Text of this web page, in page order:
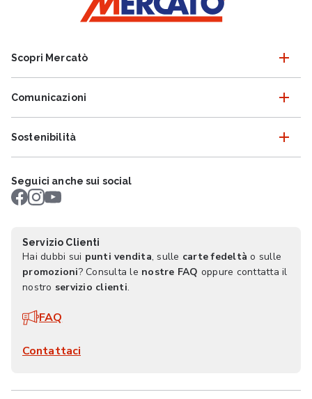
Scopri Mercatò
Comunicazioni
Sostenibilità
Seguici anche sui social
Servizio Clienti
Hai dubbi sui punti vendita, sulle carte fedeltà o sulle
promozioni? Consulta le nostre FAQ oppure conttatta il
nostro servizio clienti.
FAQ
Contattaci